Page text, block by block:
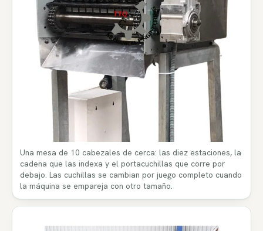
Una mesa de 10 cabezales de cerca: las diez estaciones, la
cadena que las indexa y el portacuchillas que corre por
debajo. Las cuchillas se cambian por juego completo cuando
la máquina se empareja con otro tamaño.